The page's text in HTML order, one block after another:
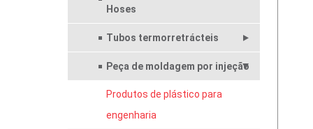
Hoses
Tubos termorretrácteis
Peça de moldagem por injeção
Produtos de plástico para
engenharia